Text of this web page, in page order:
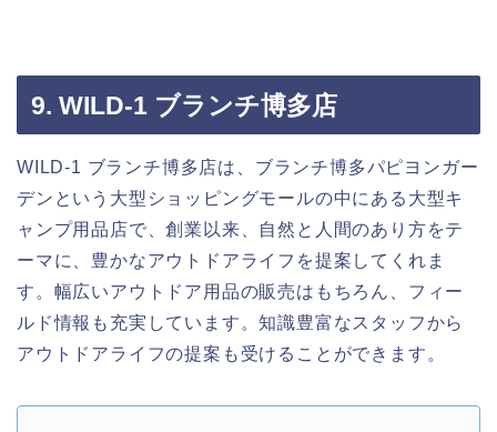
9. WILD-1 ブランチ博多店
WILD-1 ブランチ博多店は、ブランチ博多パピヨンガー
デンという大型ショッピングモールの中にある大型キ
ャンプ用品店で、創業以来、自然と人間のあり方をテ
ーマに、豊かなアウトドアライフを提案してくれま
す。幅広いアウトドア用品の販売はもちろん、フィー
ルド情報も充実しています。知識豊富なスタッフから
アウトドアライフの提案も受けることができます。